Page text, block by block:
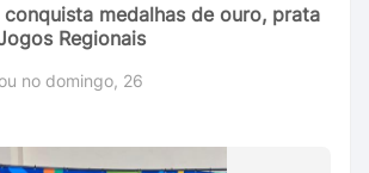
conquista medalhas de ouro, prata
Regionais
no domingo, 26